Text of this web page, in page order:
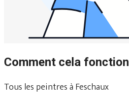
Comment cela
Tous les peintres à Feschaux